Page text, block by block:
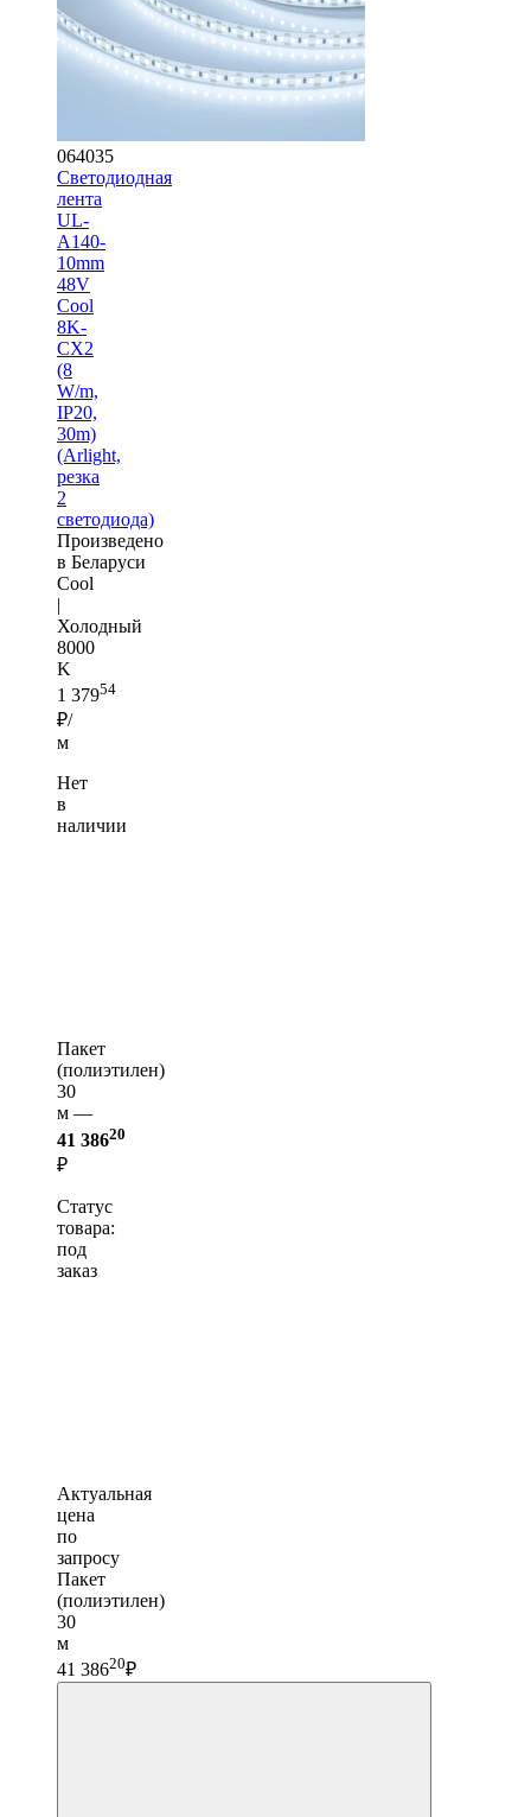
064035
Светодиодная
лента
UL-
A140-
10mm
48V
Cool
8K-
CX2
(8
W/m,
IP20,
30m)
(Arlight,
резка
2
светодиода)
Произведено
в Беларуси
Cool
|
Холодный
8000
K
1 37954
₽/
м
Нет
в
наличии
Пакет
(полиэтилен)
30
м —
41 38620
₽
Статус
товара:
под
заказ
Актуальная
цена
по
запросу
Пакет
(полиэтилен)
30
м
41 38620₽